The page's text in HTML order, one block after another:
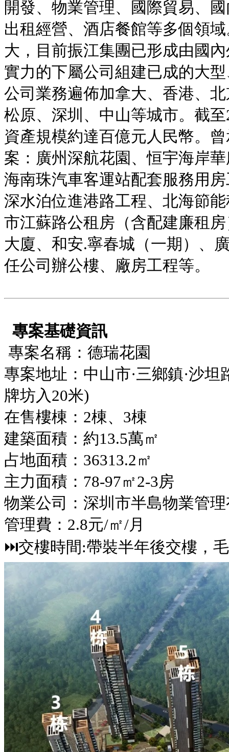
開發、物業管理、國際貿易、
出租經營、酒店餐館等多個領
大，目前振江集團已形成由國
實力的下屬公司組建已成的大
公司業務遍佈加拿大、香港、
松原、深圳、中山等城市。截
資產規模約達百億元人民幣。
案：廣州深航花園、恒宇海岸
海南珠汽車客運站配套服務用
深水泊位進港路工程、北海節
市江蘇路公租房（含配建廉租
大廈、和安.寧春城（一期）、
任公司辦公樓、廠房工程等。
專案基礎資訊
專案名稱：德瑞花園
專案地址：中山市·三鄉鎮·沙
牌坊入20米)
在售樓棟：2棟、3棟
建築面積：約13.5萬㎡
占地面積：36313.2㎡
主力面積：78-97㎡2-3房
物業公司：深圳市半島物業管
管理費：2.8元/㎡/月
⏭交樓時間:帶裝半年後交樓，